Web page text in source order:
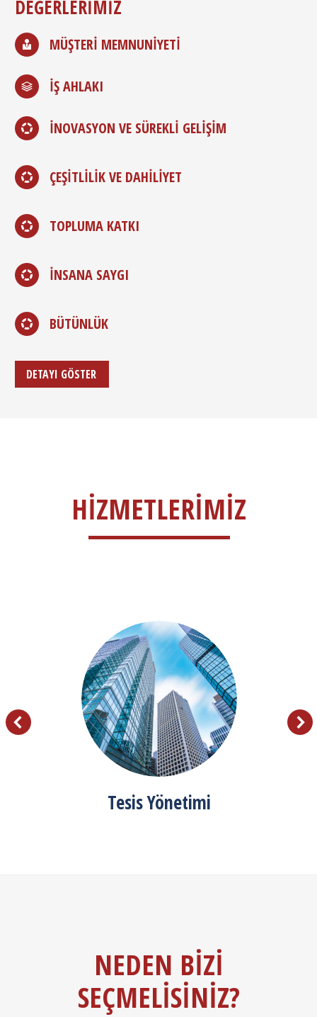
DEĞERLERIMIZ
MÜŞTERI MEMNUNIYETI
İŞ AHLAKI
İNOVASYON VE SÜREKLI GELIŞIM
ÇEŞITLILIK VE DAHILIYET
TOPLUMA KATKI
İNSANA SAYGI
BÜTÜNLÜK
DETAYI GÖSTER
HIZMETLERIMIZ
Tesis Yönetimi
NEDEN BİZİ
SEÇMELİSİNİZ?